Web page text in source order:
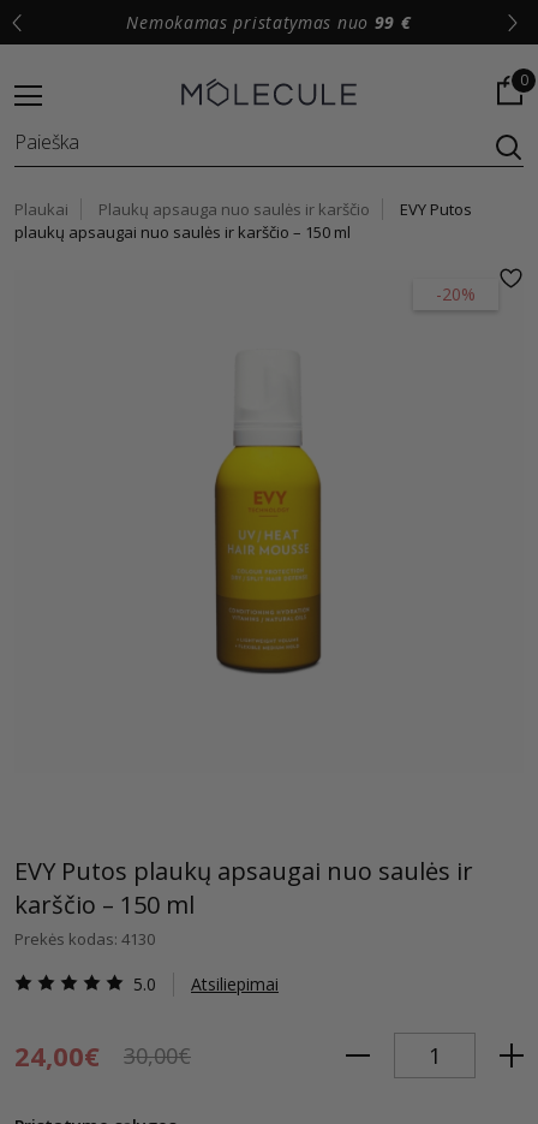
Nemokamas pristatymas nuo 99 €
0
Plaukai Plaukų apsauga nuo saulės ir karščio
EVY Putos
plaukų apsaugai nuo saulės ir karščio – 150 ml
-20%
EVY Putos plaukų apsaugai nuo saulės ir
karščio – 150 ml
Prekės kodas: 4130
5.0 Atsiliepimai
24,00€ 30,00€